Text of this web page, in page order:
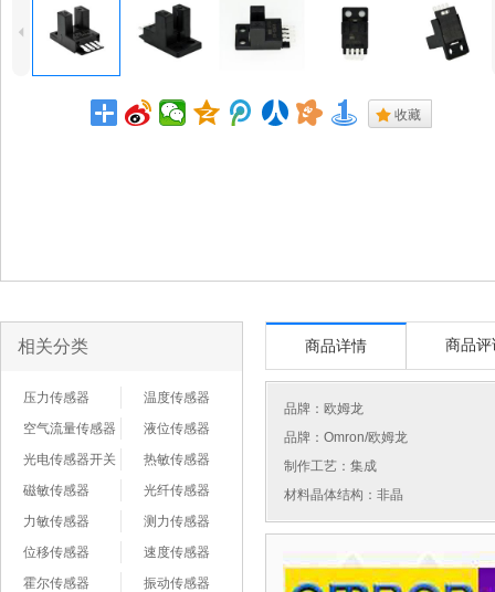
4
. 收藏
相关分类
压力传感器
温度传感器
空气流量传感器
液位传感器
光电传感器开关
热敏传感器
磁敏传感器
光纤传感器
力敏传感器
测力传感器
位移传感器
速度传感器
霍尔传感器
振动传感器
商品详情 商品评
品牌： 欧姆龙
品牌：Omron/欧姆龙
制作工艺：集成
材料晶体结构：非晶